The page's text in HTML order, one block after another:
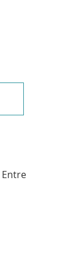
Entre